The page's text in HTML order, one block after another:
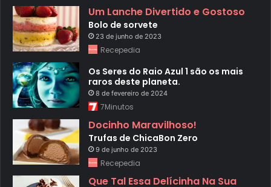
Um Lanche Divertido e Gostoso
Bolo de sorvete
23 de junho de 2023
Recepedia
Os Seres do Raio Azul 1 são os mais
raros deste planeta.
8 de fevereiro de 2024
7Minutos
Docinho Maravilhoso!
Trufas de ChicaBon Zero
9 de junho de 2023
Recepedia
Que Tal Essa Delícinha Na Sua